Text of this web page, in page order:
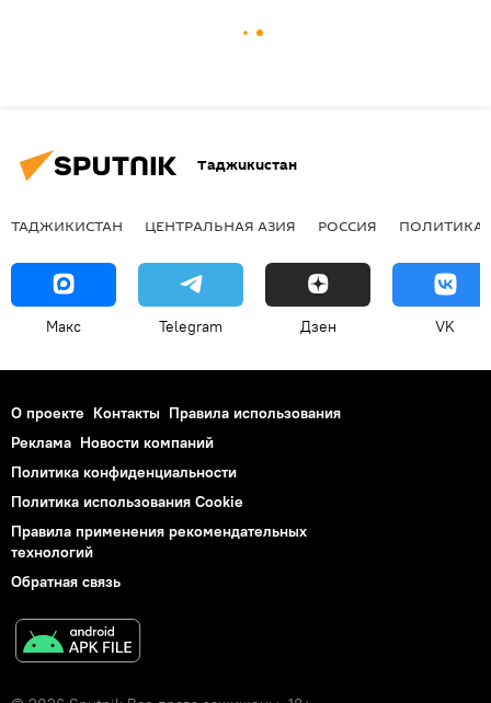
Таджикистан
ТАДЖИКИСТАН ЦЕНТРАЛЬНАЯ АЗИЯ РОССИЯ ПОЛИТИКА
Макс Telegram Дзен VK
О проекте Контакты Правила использования
Реклама Новости компаний
Политика конфиденциальности
Политика использования Cookie
Правила применения рекомендательных
технологий
Обратная связь